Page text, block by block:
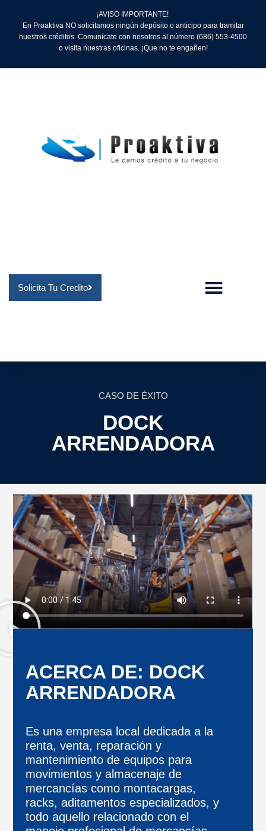
¡AVISO IMPORTANTE!
En Proaktiva NO solicitamos ningún depósito o anticipo para tramitar
nuestros créditos. Comunícate con nosotros al número (686) 553-4500
o visita nuestras oficinas. ¡Que no te engañen!
Solicita Tu Credito
CASO DE ÉXITO
DOCK
ARRENDADORA
ACERCA DE: DOCK
ARRENDADORA
Es una empresa local dedicada a la
renta, venta, reparación y
mantenimiento de equipos para
movimientos y almacenaje de
mercancías como montacargas,
racks, aditamentos especializados, y
todo aquello relacionado con el